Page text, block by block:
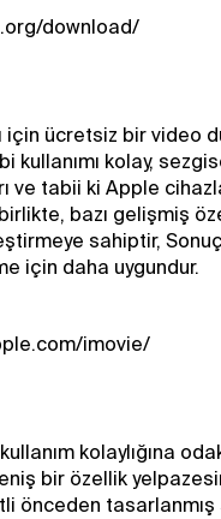
download/
için ücretsiz bir video
kolay,
ve tabii ki Apple
bazı gelişmiş
sahiptir,
için daha uygundur.
imovie/
kolaylığına
bir özellik
önceden